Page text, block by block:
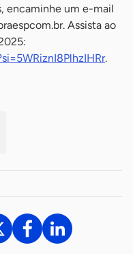
encaminhe um e-mail
. Assista ao
.